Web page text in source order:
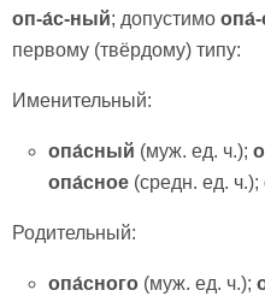
оп-а́с-ный; допустимо
первому (твёрдому) типу:
Именительный:
опа́сный (муж. ед. ч.);
опа́сное (средн. ед. ч.);
Родительный:
опа́сного (муж. ед. ч.);